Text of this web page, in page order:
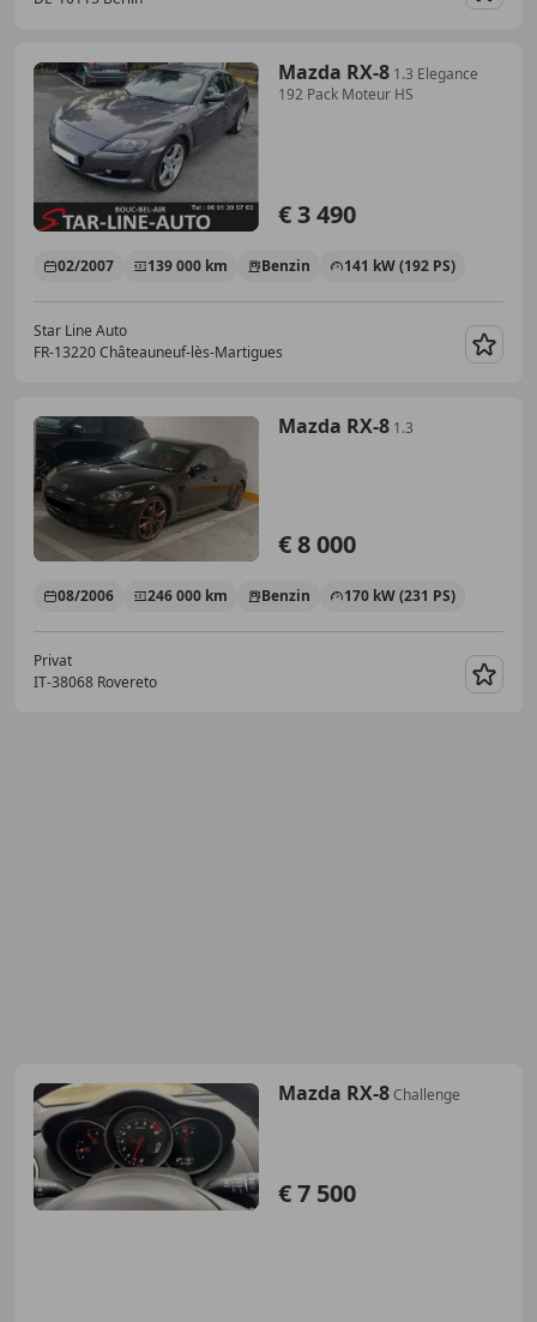
Mazda RX-8 1.3 Elegance
192 Pack Moteur HS
€ 3 490
02/2007 139 000 km Benzin 141 kW (192 PS)
Star Line Auto
FR-13220 Châteauneuf-lès-Martigues
Mazda RX-8 1.3
€ 8 000
08/2006 246 000 km Benzin 170 kW (231 PS)
Privat
IT-38068 Rovereto
Mazda RX-8Challenge
€ 7 500